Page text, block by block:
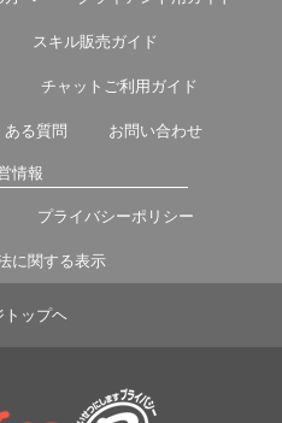
スキル販売ガイド
チャットご利用ガイド
ある質問 お問い合わせ
情報
プライバシーポリシー
に関する表示
トップヘ